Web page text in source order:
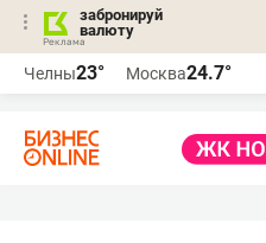
забронируй
валюту
Челны23° Москва24.7°